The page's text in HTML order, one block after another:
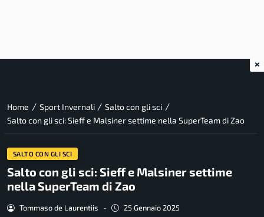
Home / Sport Invernali / Salto con gli sci /
Salto con gli sci: Sieff e Malsiner settime nella SuperTeam di Zao
SALTO CON GLI SCI
Salto con gli sci: Sieff e Malsiner settime
nella SuperTeam di Zao
Tommaso de Laurentiis - 25 Gennaio 2025
×